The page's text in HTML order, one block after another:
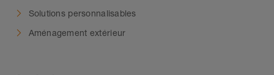
Solutions personnalisables
Aménagement extérieur